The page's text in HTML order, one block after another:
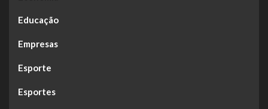
Educação
Empresas
Esporte
Esportes